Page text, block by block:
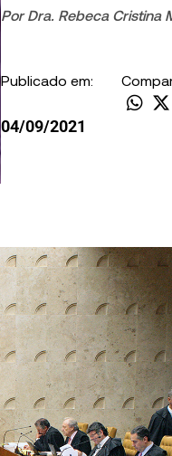
Por Dra. Rebeca Cristina
Publicado em:
04/09/2021